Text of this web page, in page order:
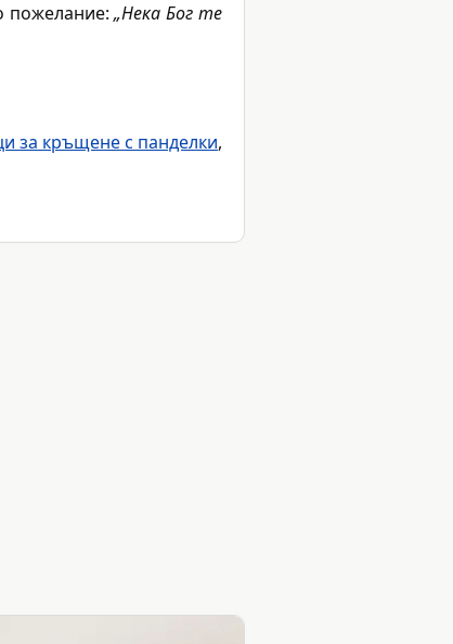
пожелание:„Нека Бог те
за кръщене с панделки,